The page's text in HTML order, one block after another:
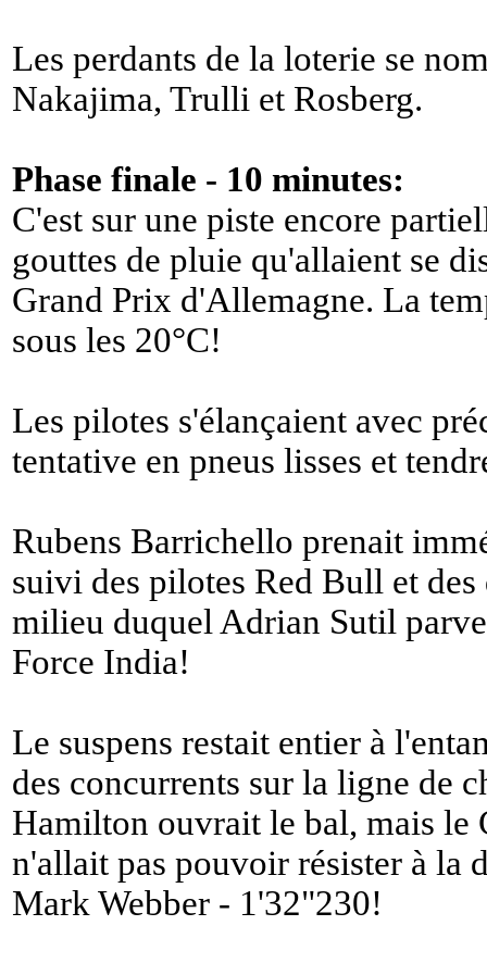
Les perdants de la loterie se
Nakajima, Trulli et Rosberg.
Phase finale - 10 minutes:
C'est sur une piste encore
gouttes de pluie qu'allaient se
Grand Prix d'Allemagne. La
sous les 20°C!
Les pilotes s'élançaient avec
tentative en pneus lisses et
Rubens Barrichello prenait
suivi des pilotes Red Bull et
milieu duquel Adrian Sutil
Force India!
Le suspens restait entier à
des concurrents sur la ligne de
Hamilton ouvrait le bal, mais le
n'allait pas pouvoir résister à la
Mark Webber - 1'32"230!